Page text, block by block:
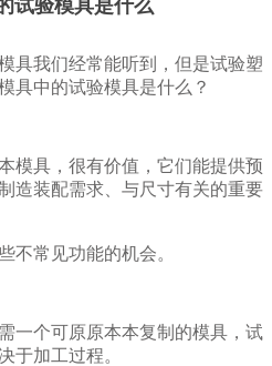
试验模具是什么
具我们经常能听到，但是试验塑
具中的试验模具是什么？
模具，很有价值，它们能提供预
造装配需求、与尺寸有关的重要
不常见功能的机会。
一个可原原本本复制的模具，试
于加工过程。